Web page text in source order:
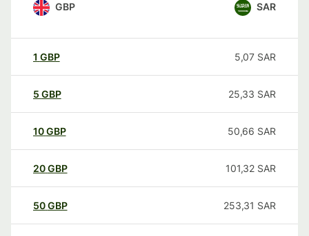
GBP SAR
1 GBP 5,07 SAR
5 GBP 25,33 SAR
10GBP 50,66 SAR
20GBP 101,32 SAR
50GBP 253,31 SAR